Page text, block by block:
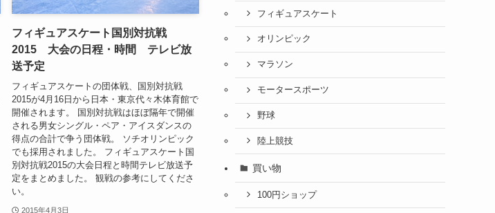
フィギュアスケート国別対抗戦
2015 大会の日程・時間 テレビ放
送予定
フィギュアスケートの団体戦、国別対抗戦
2015が4月16日から日本・東京代々木体育館で
開催されます。 国別対抗戦はほぼ隔年で開催
される男女シングル・ペア・アイスダンスの
得点の合計で争う団体戦。 ソチオリンピック
でも採用されました。 フィギュアスケート国
別対抗戦2015の大会日程と時間テレビ放送予
定をまとめました。 観戦の参考にしてくださ
い。
2015年4月3日
フィギュアスケート
オリンピック
マラソン
モータースポーツ
野球
陸上競技
買い物
100円ショップ